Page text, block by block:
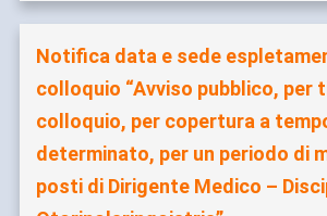
Notifica data e sede
colloquio “Avviso pubblico, per
colloquio, per copertura a
determinato, per un periodo di
posti di Dirigente Medico –